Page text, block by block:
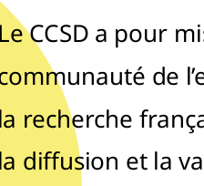
Le CCSD a pour
de
la recherche
la diffusion et la